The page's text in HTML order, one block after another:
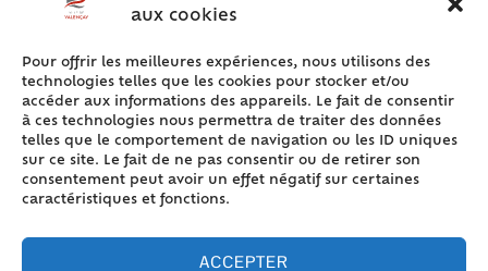
aux cookies
Pour offrir les meilleures expériences, nous utilisons des
technologies telles que les cookies pour stocker et/ou
accéder aux informations des appareils. Le fait de consentir
à ces technologies nous permettra de traiter des données
telles que le comportement de navigation ou les ID uniques
sur ce site. Le fait de ne pas consentir ou de retirer son
consentement peut avoir un effet négatif sur certaines
caractéristiques et fonctions.
ACCEPTER
ACCÈS RAPIDE
Accueil
Contact
Plan du site
Mentions légales
Politique de cookies (UE)